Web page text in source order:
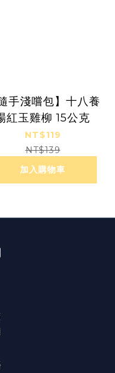
隨手淺嚐包】十八養
紅玉雞柳 15公克
NT$119
NT$139
加入購物車